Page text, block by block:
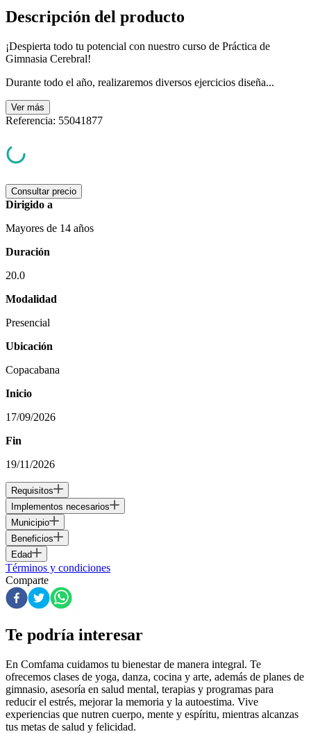
Descripción del producto
¡Despierta todo tu potencial con nuestro curso de Práctica de
Gimnasia Cerebral!
Durante todo el año, realizaremos diversos ejercicios diseña...
Ver más
Referencia: 55041877
Consultar precio
Dirigido a
Mayores de 14 años
Duración
20.0
Modalidad
Presencial
Ubicación
Copacabana
Inicio
17/09/2026
Fin
19/11/2026
Requisitos
Implementos necesarios
Municipio
Beneficios
Edad
Términos y condiciones
Comparte
Te podría interesar
En Comfama cuidamos tu bienestar de manera integral. Te
ofrecemos clases de yoga, danza, cocina y arte, además de planes de
gimnasio, asesoría en salud mental, terapias y programas para
reducir el estrés, mejorar la memoria y la autoestima. Vive
experiencias que nutren cuerpo, mente y espíritu, mientras alcanzas
tus metas de salud y felicidad.